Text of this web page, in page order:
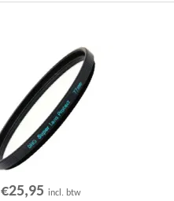
€25,95 incl. btw